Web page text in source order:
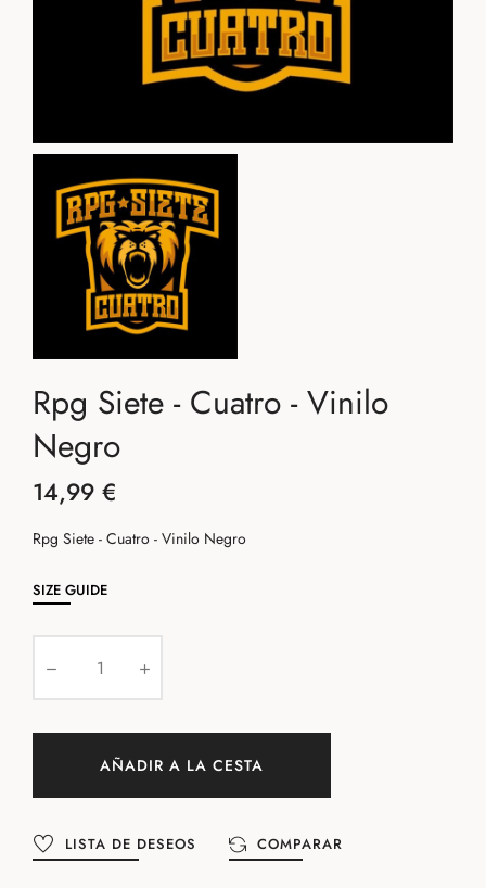
Rpg Siete - Cuatro - Vinilo
Negro
14,99 €
Rpg Siete - Cuatro - Vinilo Negro
SIZE GUIDE
AÑADIR A LA CESTA
LISTA DE DESEOS COMPARAR